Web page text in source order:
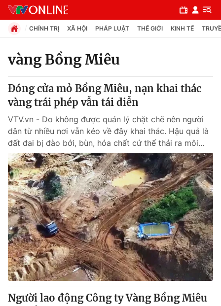
Chuyên mục
Chính trị
Xã hội
Pháp luật
Y tế
Thế giới
Tin tức
Thế giới đó đây
Câu chuyện quốc tế
Kinh tế
Tài chính
Thị trường
Góc doanh nghiệp
Dữ liệu và đời sống
Truyền hình
CHÍNH TRỊ XÃ HỘI PHÁP LUẬT THẾ GIỚI KINH TẾ
vàng Bồng Miêu
Đóng cửa mỏ Bồng Miêu, nạn khai thác
vàng trái phép vẫn tái diễn
VTV.vn - Do không được quản lý chặt chẽ nên người
dân từ nhiều nơi vẫn kéo về đây khai thác. Hậu quả là
đất đai bị đào bới, bùn, hóa chất cứ thế thải ra môi...
Người lao động Công ty Vàng Bồng Miêu